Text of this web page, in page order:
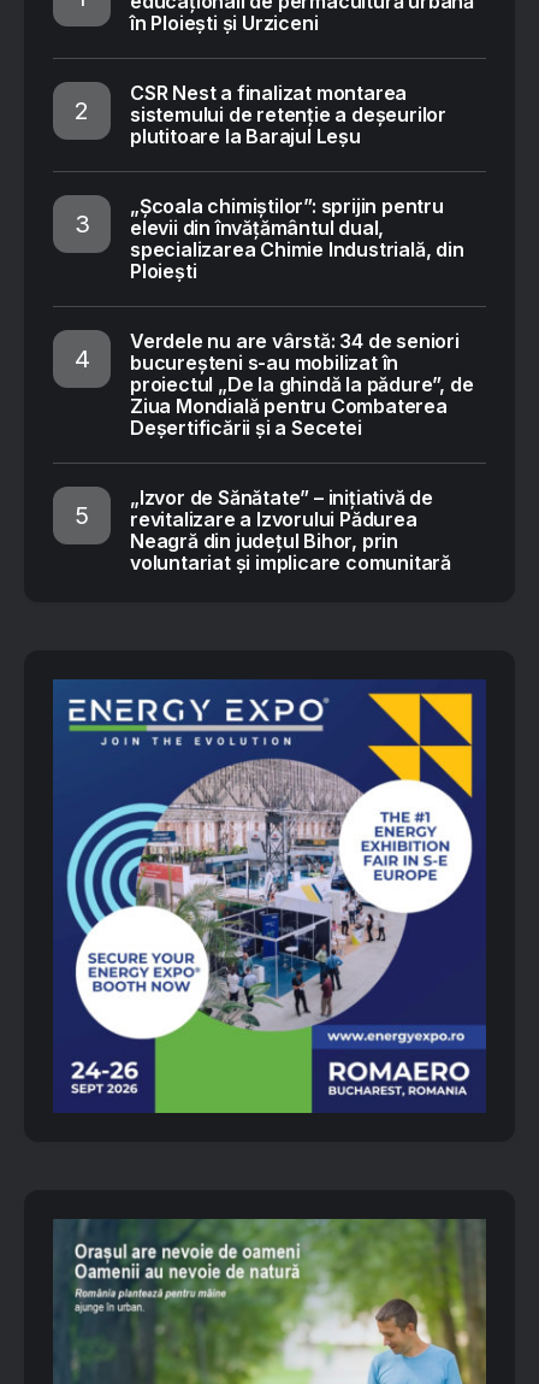
în Ploiești și Urziceni
CSR Nest a finalizat montarea
sistemului de retenție a deșeurilor
plutitoare la Barajul Leșu
„Școala chimiștilor”: sprijin pentru
elevii din învățământul dual,
specializarea Chimie Industrială, din
Ploiești
Verdele nu are vârstă: 34 de seniori
bucureșteni s-au mobilizat în
proiectul „De la ghindă la pădure”, de
Ziua Mondială pentru Combaterea
Deșertificării și a Secetei
„Izvor de Sănătate” – inițiativă de
revitalizare a Izvorului Pădurea
Neagră din județul Bihor, prin
voluntariat și implicare comunitară